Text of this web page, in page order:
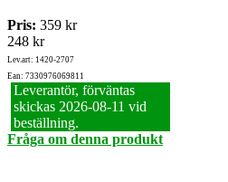
Pris: 359 kr
248 kr
Lev.art: 1420-2707
Ean: 7330976069811
Leverantör, förväntas
skickas 2026‑08‑11 vid
beställning.
Fråga om denna produkt